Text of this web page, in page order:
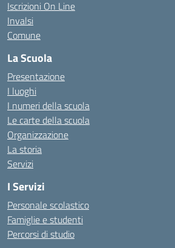
Iscrizioni On Line
Invalsi
Comune
La Scuola
Presentazione
I luoghi
I numeri della scuola
Le carte della scuola
Organizzazione
La storia
Servizi
I Servizi
Personale scolastico
Famiglie e studenti
Percorsi di studio